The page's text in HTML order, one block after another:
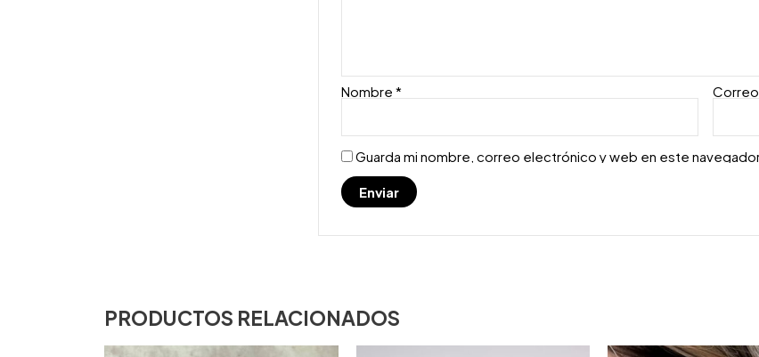
Nombre*
Guarda mi nombre, correo electrónico y web en este
PRODUCTOS RELACIONADOS